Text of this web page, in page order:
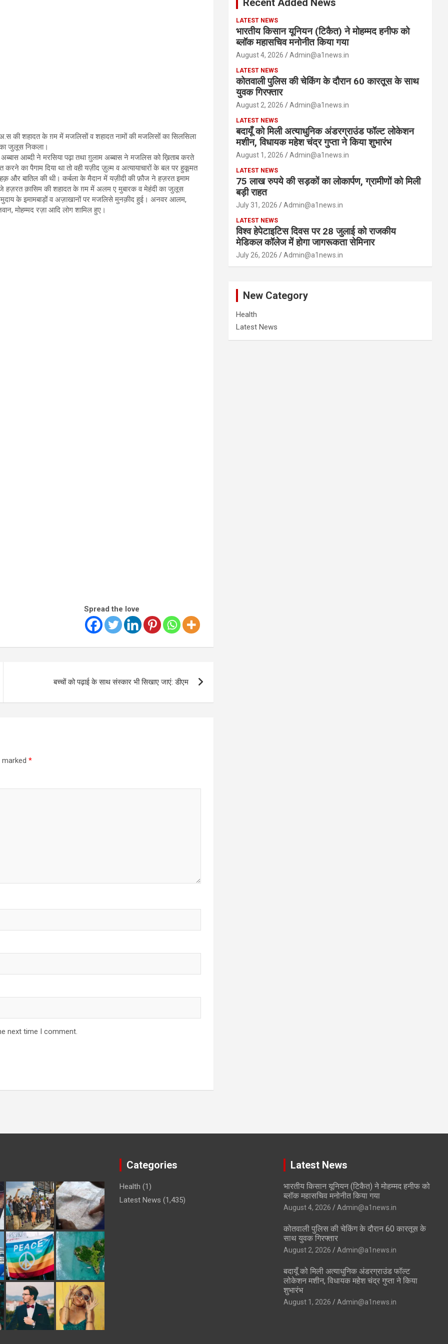
की शहादत के ग़म में मजलिसों व शहादत नामों की मजलिसों का सिलसिला
जुलूस निकला।
आब्दी ने मरसिया पढ़ा तथा ग़ुलाम अब्बास ने मजलिस को ख़िताब करते
का पैगाम दिया था तो वही यज़ीद ज़ुल्म व अत्यायाचारों के बल पर हुकूमत
और बातिल की थी। कर्बला के मैदान में यज़ीदी की फ़ौज ने हज़रत इमाम
हज़रत क़ासिम की शहादत के ग़म में अलम ए मुबारक व मेहंदी का जुलूस
के इमामबाड़ों व अज़ाखानों पर मजलिसे मुनक़ीद हुई। अनवर आलम,
मोहम्मद रज़ा आदि लोग शामिल हुए।
Spread the love
बच्चों को पढ़ाई के साथ संस्कार भी सिखाए जाएं: डीएम
marked *
next time I comment.
Recent Added News
LATEST NEWS
भारतीय किसान यूनियन (टिकैत) ने मोहम्मद हनीफ को
ब्लॉक महासचिव मनोनीत किया गया
August 4, 2026 Admin@a1news.in
LATEST NEWS
कोतवाली पुलिस की चेकिंग के दौरान 60 कारतूस के साथ
युवक गिरफ्तार
August 2, 2026 Admin@a1news.in
LATEST NEWS
बदायूँ को मिली अत्याधुनिक अंडरग्राउंड फॉल्ट लोकेशन
मशीन, विधायक महेश चंद्र गुप्ता ने किया शुभारंभ
August 1, 2026 Admin@a1news.in
LATEST NEWS
75 लाख रुपये की सड़कों का लोकार्पण, ग्रामीणों को मिली
बड़ी राहत
July 31, 2026 Admin@a1news.in
LATEST NEWS
विश्व हेपेटाइटिस दिवस पर 28 जुलाई को राजकीय
मेडिकल कॉलेज में होगा जागरूकता सेमिनार
July 26, 2026 Admin@a1news.in
New Category
Health
Latest News
Categories
Health (1)
Latest News (1,435)
Latest News
भारतीय किसान यूनियन (टिकैत) ने मोहम्मद हनीफ को
ब्लॉक महासचिव मनोनीत किया गया
August 4, 2026 Admin@a1news.in
कोतवाली पुलिस की चेकिंग के दौरान 60 कारतूस के
साथ युवक गिरफ्तार
August 2, 2026 Admin@a1news.in
बदायूँ को मिली अत्याधुनिक अंडरग्राउंड फॉल्ट
लोकेशन मशीन, विधायक महेश चंद्र गुप्ता ने किया
शुभारंभ
August 1, 2026 Admin@a1news.in